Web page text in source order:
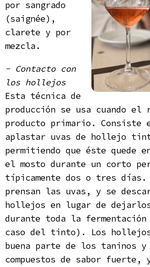
por sangrado
(saignée),
clarete y por
mezcla.
- Contacto con
los hollejos
Esta técnica de
producción se usa cuando el
producto primario. Consiste
aplastar uvas de hollejo
permitiendo que éste quede
el mosto durante un corto
típicamente dos o tres días.
prensan las uvas, y se
hollejos en lugar de
durante toda la fermentación
caso del tinto). Los
buena parte de los taninos
compuestos de sabor fuerte,